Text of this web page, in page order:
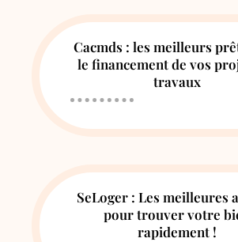
Cacmds : les meilleurs
le financement de vos
travaux
SeLoger : Les meilleures
pour trouver votre
rapidement !